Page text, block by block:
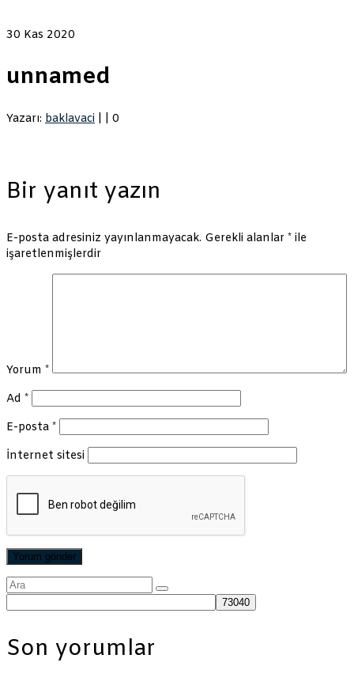
30 Kas 2020
unnamed
Yazarı: baklavaci 0
Bir yanıt yazın
E-posta adresiniz yayınlanmayacak. Gerekli alanlar * ile
işaretlenmişlerdir
Yorum *
Ad *
E-posta *
İnternet sitesi
Şunu
ara:
Son yorumlar